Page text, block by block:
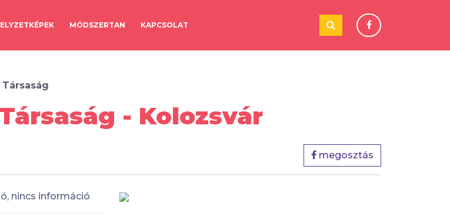
MÓDSZERTAN KAPCSOLAT
- Kolozsvár
megosztás
nincs információ